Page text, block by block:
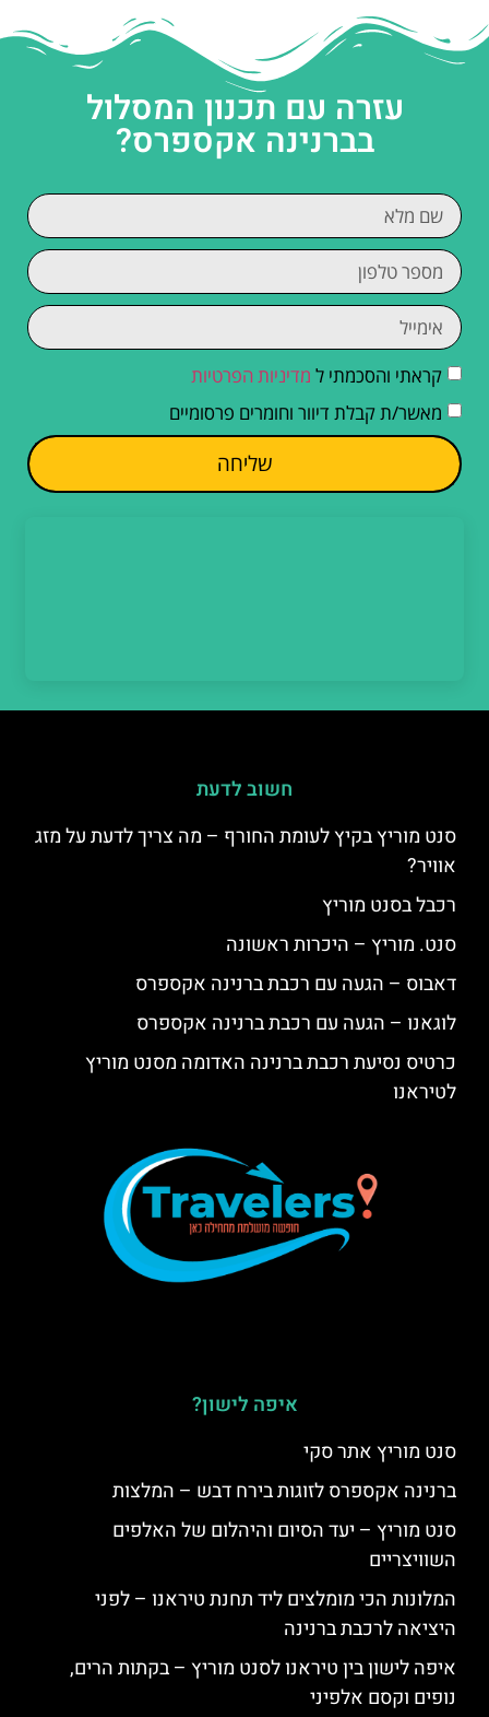
עזרה עם תכנון המסלול
בברנינה אקספרס?
קראתי והסכמתי ל מדיניות הפרטיות
מאשר/ת קבלת דיוור וחומרים פרסומיים
שליחה
חשוב לדעת
סנט מוריץ בקיץ לעומת החורף – מה צריך לדעת על מזג
אוויר?
רכבל בסנט מוריץ
סנט. מוריץ – היכרות ראשונה
דאבוס – הגעה עם רכבת ברנינה אקספרס
לוגאנו – הגעה עם רכבת ברנינה אקספרס
כרטיס נסיעת רכבת ברנינה האדומה מסנט מוריץ
לטיראנו
איפה לישון?
סנט מוריץ אתר סקי
ברנינה אקספרס לזוגות בירח דבש – המלצות
סנט מוריץ – יעד הסיום והיהלום של האלפים
השוויצריים
המלונות הכי מומלצים ליד תחנת טיראנו – לפני
היציאה לרכבת ברנינה
איפה לישון בין טיראנו לסנט מוריץ – בקתות הרים,
נופים וקסם אלפיני